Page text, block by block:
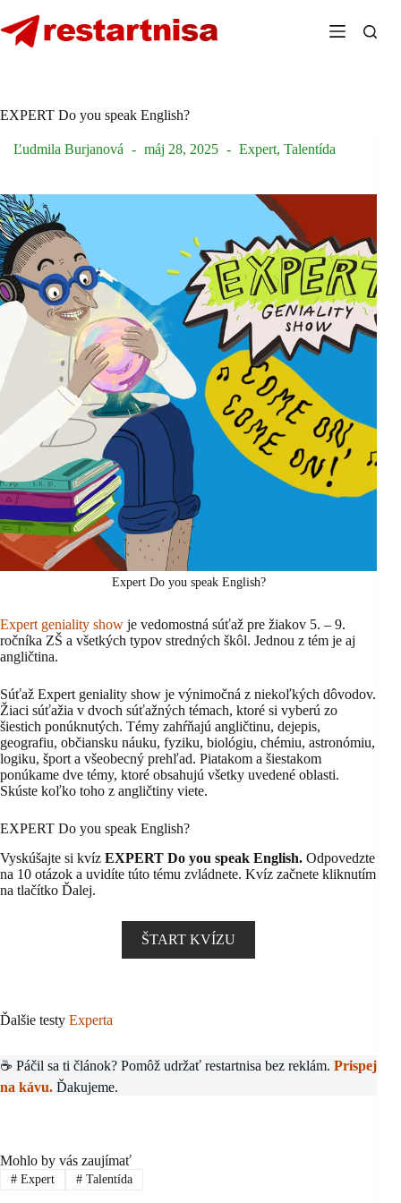
to
content
EXPERT Do you speak English?
Ľudmila Burjanová máj 28, 2025 Expert, Talentída
Expert Do you speak English?
Expert geniality show je vedomostná súťaž pre žiakov 5. – 9.
ročníka ZŠ a všetkých typov stredných škôl. Jednou z tém je aj
angličtina.
Súťaž Expert geniality show je výnimočná z niekoľkých dôvodov.
Žiaci súťažia v dvoch súťažných témach, ktoré si vyberú zo
šiestich ponúknutých. Témy zahŕňajú angličtinu, dejepis,
geografiu, občiansku náuku, fyziku, biológiu, chémiu, astronómiu,
logiku, šport a všeobecný prehľad. Piatakom a šiestakom
ponúkame dve témy, ktoré obsahujú všetky uvedené oblasti.
Skúste koľko toho z angličtiny viete.
EXPERT Do you speak English?
Vyskúšajte si kvíz EXPERT Do you speak English. Odpovedzte
na 10 otázok a uvidíte túto tému zvládnete. Kvíz začnete kliknutím
na tlačítko Ďalej.
ŠTART KVÍZU
Ďalšie testy Experta
☕ Páčil sa ti článok? Pomôž udržať restartnisa bez reklám. Prispej
na kávu. Ďakujeme.
Mohlo by vás zaujímať
#Expert #Talentída